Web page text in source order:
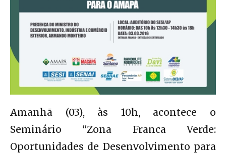
Amanhã (03), às 10h, acontece o
Seminário “Zona Franca Verde:
Oportunidades de Desenvolvimento para